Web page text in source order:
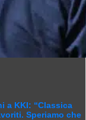
a KKI: “Classica
Speriamo che